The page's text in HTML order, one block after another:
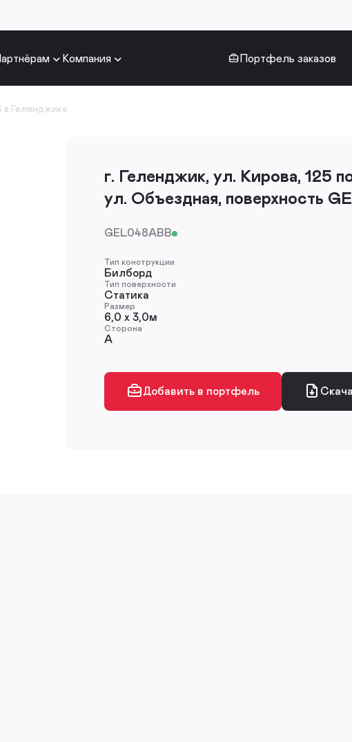
Компания Портфель заказов
в Геленджике
г. Геленджик, ул. Кирова, 125
ул. Объездная, поверхность
GEL048ABB
Тип конструкции
Билборд
Тип поверхности
Статика
Размер
6,0 х 3,0м
Сторона
A
Добавить в портфель